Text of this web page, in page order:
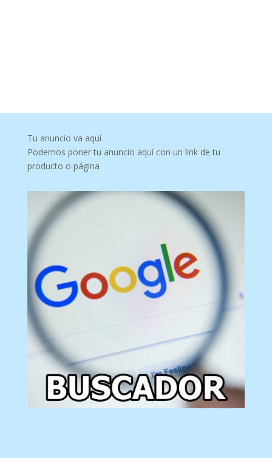
Tu anuncio va aquí
Podemos poner tu anuncio aquí con un link de tu
producto o página